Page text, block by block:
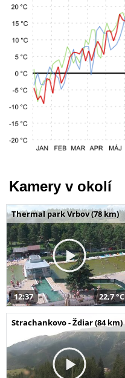
Kamery v okolí
Thermal park Vrbov (78 km)
12:37 22,7 °C
Strachankovo - Ždiar (84 km)